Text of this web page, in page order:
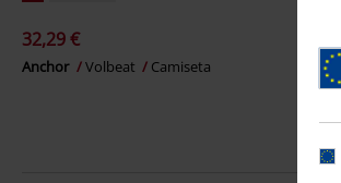
32,29 €
Anchor Volbeat Camiseta